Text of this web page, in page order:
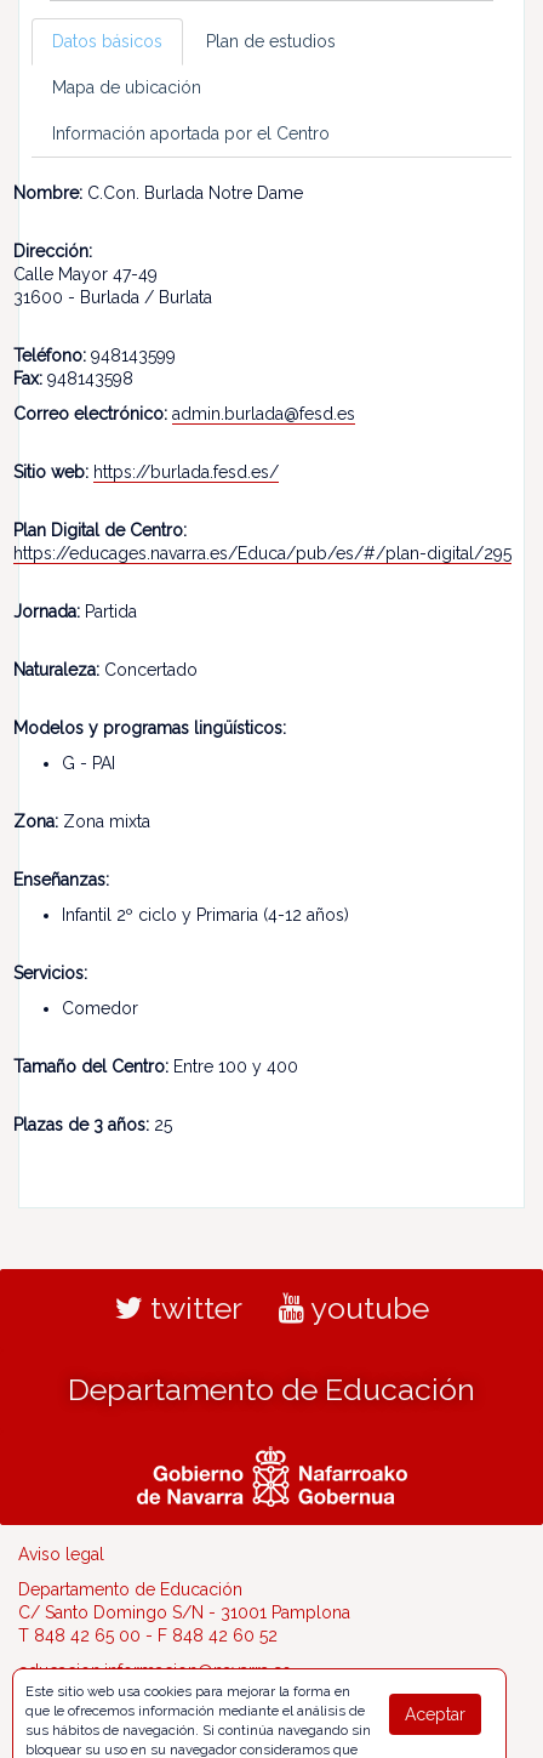
Datos básicos Plan de estudios
Mapa de ubicación
Información aportada por el Centro
Nombre: C.Con. Burlada Notre Dame
Dirección:
Calle Mayor 47-49
31600 - Burlada / Burlata
Teléfono: 948143599
Fax: 948143598
Correo electrónico: admin.burlada@fesd.es
Sitio web: https://burlada.fesd.es/
Plan Digital de Centro:
https://educages.navarra.es/Educa/pub/es/#/plan-digital/295
Jornada: Partida
Naturaleza: Concertado
Modelos y programas lingüísticos:
G - PAI
Zona: Zona mixta
Enseñanzas:
Infantil 2º ciclo y Primaria (4-12 años)
Servicios:
Comedor
Tamaño del Centro: Entre 100 y 400
Plazas de 3 años: 25
twitter youtube
Departamento de Educación
Aviso legal
Departamento de Educación
C/ Santo Domingo S/N - 31001 Pamplona
T 848 42 65 00 - F 848 42 60 52
educacion.informacion@navarra.es
Aceptar
Este sitio web usa cookies para mejorar la forma en
que le ofrecemos información mediante el análisis de
sus hábitos de navegación. Si continúa navegando sin
bloquear su uso en su navegador consideramos que